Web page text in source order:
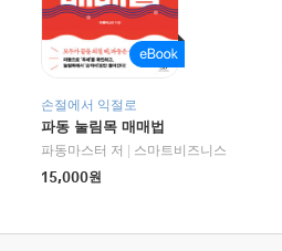
이치코리아(RHK)
손절에서 익절로
파동 눌림목 매매법
파동마스터 저
스마트비즈니스
15,000원